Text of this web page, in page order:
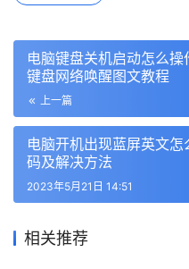
电脑键盘关机启动怎么
键盘网络唤醒图文教程
上一篇
电脑开机出现蓝屏英文
码及解决方法
2023年5月21日 14:51
相关推荐